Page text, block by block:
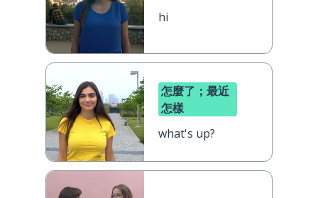
hi
怎麼了；最近
怎樣
what's up?